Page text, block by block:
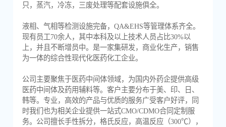
只，蒸汽，冷冻，三废处理等配套设施俱全。
液相、气相等检测设施完备，QA&EHS等管理体系齐全。
现有员工70余人，其中本科及以上技术人员占比30%以
上，并且不断增员中。是一家集研发，商业化生产，销售
为一体的综合性现代化医药化工企业。
公司主要聚焦于医药中间体领域，为国内外药企提供高级
医药中间体及药用辅料等。客户主要分布于美、印、日、
韩等。专业，高效的产品与优质的服务广受客户好评，同
时我们也为相关企业提供一站式CMO/CDMO合同定制服
务。公司擅长手性拆分，格氏反应，高温反应（300℃），